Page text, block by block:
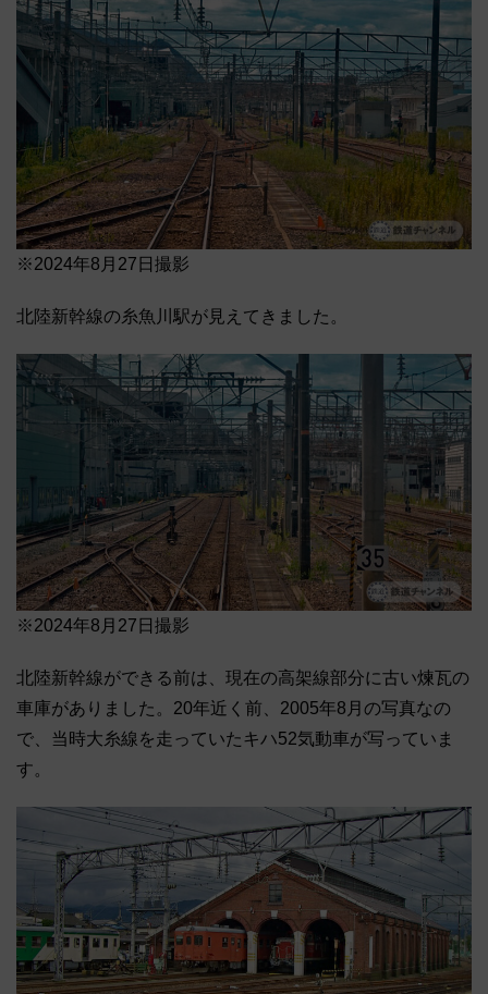
※2024年8月27日撮影
北陸新幹線の糸魚川駅が見えてきました。
※2024年8月27日撮影
北陸新幹線ができる前は、現在の高架線部分に古い煉瓦の
車庫がありました。20年近く前、2005年8月の写真なの
で、当時大糸線を走っていたキハ52気動車が写っていま
す。